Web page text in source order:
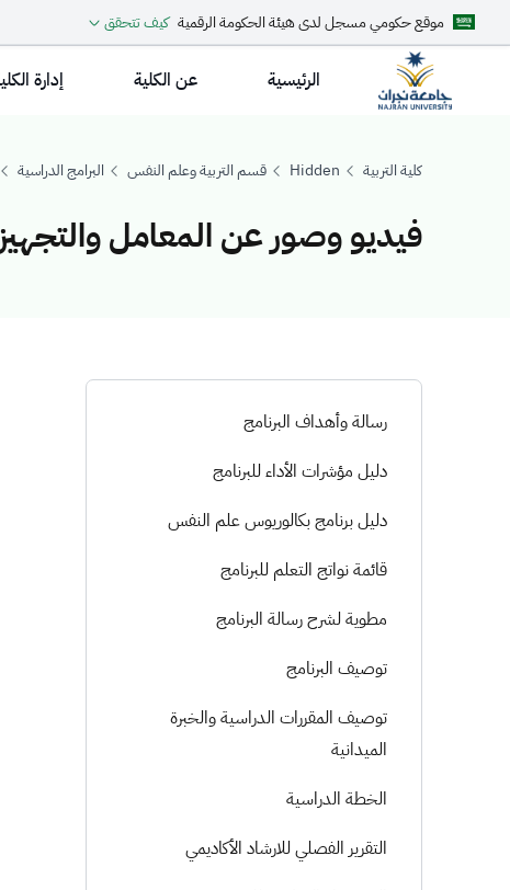
موقع حكومي مسجل لدى هيئة الحكومة الرقمية كيف تتحقق
الرئيسية عن الكلية إدارة
كلية التربية Hidden قسم التربية وعلم النفس البرامج الدراسية
فيديو وصور عن المعامل
فيديو وصور عن
رسالة وأهداف البرنامج
دليل مؤشرات الأداء للبرنامج
دليل برنامج بكالوريوس علم النفس
قائمة نواتج التعلم للبرنامج
مطوية لشرح رسالة البرنامج
توصيف البرنامج
توصيف المقررات الدراسية والخبرة
الميدانية
الخطة الدراسية
التقرير الفصلي للارشاد الأكاديمي